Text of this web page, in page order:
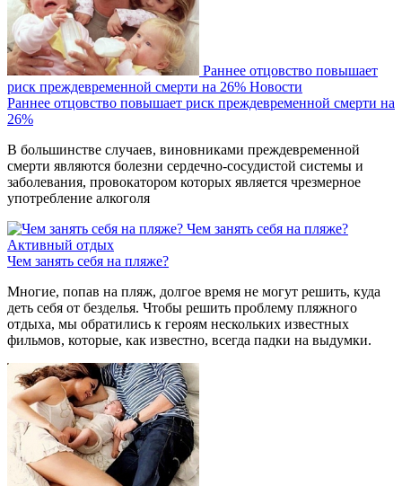
Раннее отцовство повышает
риск преждевременной смерти на 26% Новости
Раннее отцовство повышает риск преждевременной смерти на
26%
В большинстве случаев, виновниками преждевременной
смерти являются болезни сердечно-сосудистой системы и
заболевания, провокатором которых является чрезмерное
употребление алкоголя
Чем занять себя на пляже?
Активный отдых
Чем занять себя на пляже?
Многие, попав на пляж, долгое время не могут решить, куда
деть себя от безделья. Чтобы решить проблему пляжного
отдыха, мы обратились к героям нескольких известных
фильмов, которые, как известно, всегда падки на выдумки.